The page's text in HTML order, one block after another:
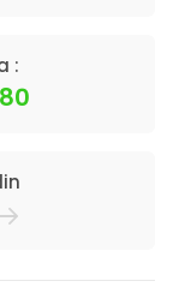
: